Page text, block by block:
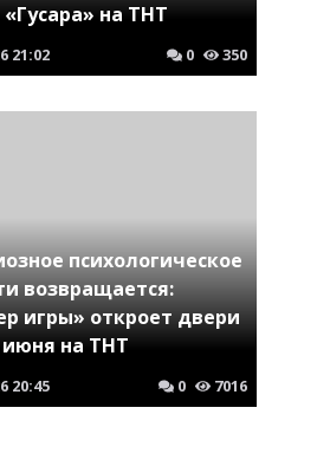
«Гусара» на ТНТ
21:02 0 350
психологическое
возвращается:
игры» откроет двери
на ТНТ
20:45 0 7016